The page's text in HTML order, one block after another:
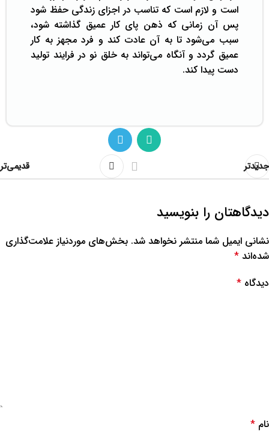
است و لازم است که تناسب در اجزای زندگی حفظ شود
پس آن زمانی که ذهن پای کار عمیق گذاشته شود،
سبب می‌شود تا به آن عادت ­کند و فرد مجهز به کار
عمیق گردد و آنگاه می‌تواند به خلق نو در فرایند تولید
دست پیدا کند.
جدیدتر قدیمی‌تر
دیدگاهتان را بنویسید
نشانی ایمیل شما منتشر نخواهد شد. بخش‌های موردنیاز علامت‌گذاری
شده‌اند *
دیدگاه *
نام *